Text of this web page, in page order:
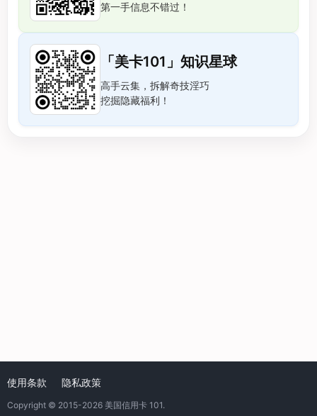
第一手信息不错过！
「美卡101」知识星球
高手云集，拆解奇技淫巧
挖掘隐藏福利！
使用条款 隐私政策
Copyright © 2015-2026 美国信用卡 101.